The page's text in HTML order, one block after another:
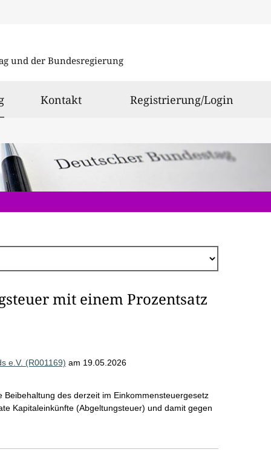
und der Bundesregierung
ausgewählt
Kontakt Registrierung/Login
mit einem Prozentsatz
e.V. (R001169) am 19.05.2026
des derzeit im Einkommensteuergesetz
Kapitaleinkünfte (Abgeltungsteuer) und damit gegen